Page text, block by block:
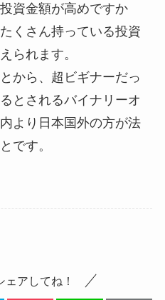
資金額が高めですか
くさん持っている投資
られます。
から、超ビギナーだっ
とされるバイナリーオ
より日本国外の方が法
です。
ェアしてね！